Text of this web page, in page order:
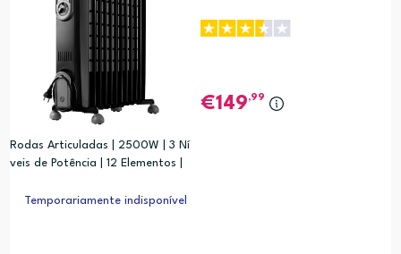
Rodas Articuladas | 2500W | 3 Ní
veis de Potência | 12 Elementos |
149,99
Temporariamente indisponível